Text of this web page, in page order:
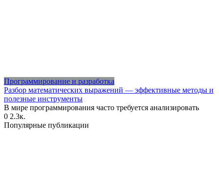
Программирование и разработка
Разбор математических выражений — эффективные методы и
полезные инструменты
В мире программирования часто требуется анализировать
0 2.3к.
Популярные публикации